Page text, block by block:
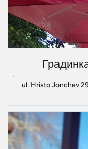
ul. Hristo Jonchev